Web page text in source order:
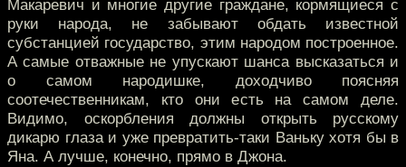
Макаревич и многие другие граждане, кормящиеся с
руки народа, не забывают обдать известной
субстанцией государство, этим народом построенное.
А самые отважные не упускают шанса высказаться и
о самом народишке, доходчиво поясняя
соотечественникам, кто они есть на самом деле.
Видимо, оскорбления должны открыть русскому
дикарю глаза и уже превратить-таки Ваньку хотя бы в
Яна. А лучше, конечно, прямо в Джона.